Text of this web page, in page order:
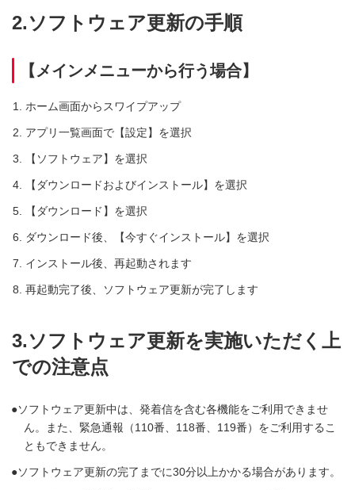
2.ソフトウェア更新の手順
【メインメニューから行う場合】
ホーム画面からスワイプアップ
アプリ一覧画面で【設定】を選択
【ソフトウェア】を選択
【ダウンロードおよびインストール】を選択
【ダウンロード】を選択
ダウンロード後、【今すぐインストール】を選択
インストール後、再起動されます
再起動完了後、ソフトウェア更新が完了します
3.ソフトウェア更新を実施いただく上
での注意点
ソフトウェア更新中は、発着信を含む各機能をご利用できませ
ん。また、緊急通報（110番、118番、119番）をご利用するこ
ともできません。
ソフトウェア更新の完了までに30分以上かかる場合があります。